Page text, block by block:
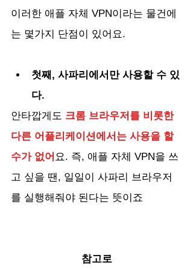
이러한 애플 자체 VPN이라는 물건에
는 몇가지 단점이 있어요.
첫째, 사파리에서만 사용할 수 있
다.
안타깝게도 크롬 브라우저를 비롯한
다른 어플리케이션에서는 사용을 할
수가 없어 요. 즉, 애플 자체 VPN을 쓰
고 싶을 땐, 일일이 사파리 브라우저
를 실행해줘야 된다는 뜻이죠
참고로